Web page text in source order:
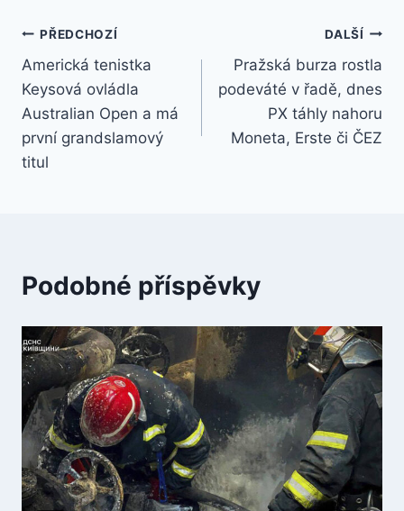
Navigace
pro
příspěvek
PŘEDCHOZÍ
Americká tenistka
Keysová ovládla
Australian Open a má
první grandslamový
titul
DALŠÍ
Pražská burza rostla
podeváté v řadě, dnes
PX táhly nahoru
Moneta, Erste či ČEZ
Podobné příspěvky